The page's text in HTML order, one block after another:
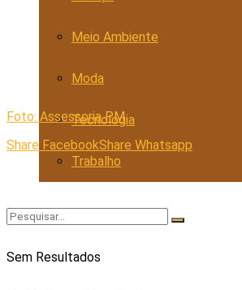
Meio Ambiente
Moda
Tecnologia
Trabalho
Sem Resultados
Foto: Assessoria PM
Share FacebookShare Whatsapp